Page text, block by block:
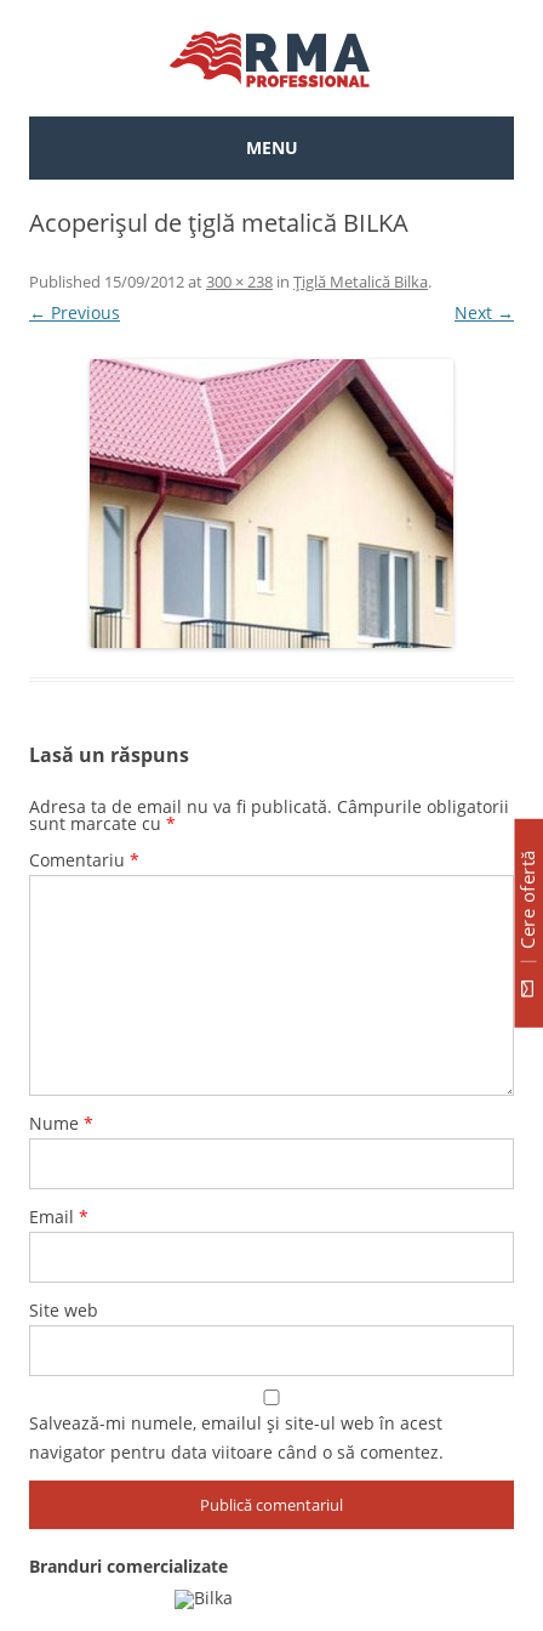
MENU
Acoperişul de ţiglă metalică BILKA
Published 15/09/2012at300 × 238 in Țiglă Metalică Bilka.
← Previous Next →
Lasă un răspuns
Adresa ta de email nu va fi publicată. Câmpurile obligatorii
sunt marcate cu *
Comentariu *
Nume *
Email *
Site web
Salvează-mi numele, emailul și site-ul web în acest
navigator pentru data viitoare când o să comentez.
Branduri comercializate
Cere ofertă